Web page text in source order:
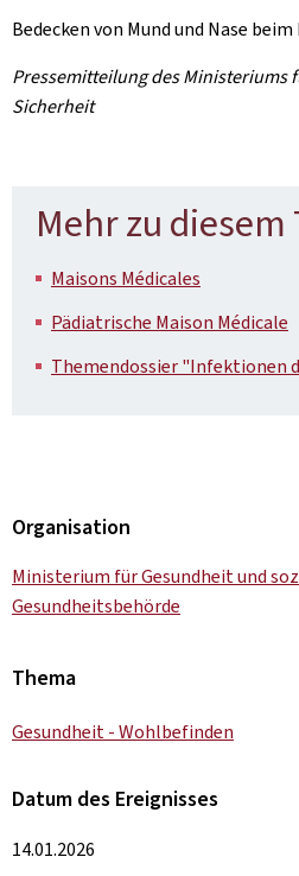
Bedecken von Mund und Nase
Pressemitteilung des Ministeriums
Sicherheit
Mehr zu diesem
Maisons Médicales
Pädiatrische Maison Médicale
Themendossier "Infektionen
Organisation
Ministerium für Gesundheit und
Gesundheitsbehörde
Thema
Gesundheit - Wohlbefinden
Datum des Ereignisses
14.01.2026